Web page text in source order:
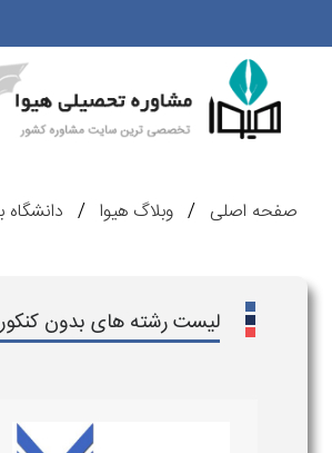
صفحه اصلی وبلاگ هیوا دانشگاه
لیست رشته های بدون کنکور